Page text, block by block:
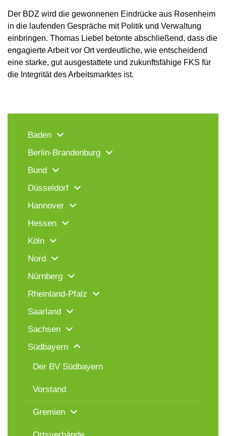
Der BDZ wird die gewonnenen Eindrücke aus Rosenheim
in die laufenden Gespräche mit Politik und Verwaltung
einbringen. Thomas Liebel betonte abschließend, dass die
engagierte Arbeit vor Ort verdeutliche, wie entscheidend
eine starke, gut ausgestattete und zukunftsfähige FKS für
die Integrität des Arbeitsmarktes ist.
Baden
Berlin-Brandenburg
Bund
Düsseldorf
Hannover
Hessen
Köln
Nord
Nürnberg
Rheinland-Pfalz
Saarland
Sachsen
Südbayern
Der BV Südbayern
Vorstand
Gremien